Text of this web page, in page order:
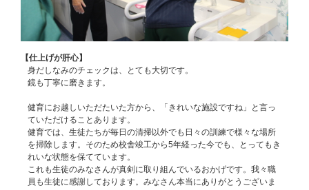
【仕上げが肝心】
身だしなみのチェックは、とても大切です。
鏡も丁寧に磨きます。
健育にお越しいただたいた方から、「きれいな施設ですね」と言っ
ていただけることあります。
健育では、生徒たちが毎日の清掃以外でも日々の訓練で様々な場所
を掃除します。そのため校舎竣工から5年経った今でも、とってもき
れいな状態を保てています。
これも生徒のみなさんが真剣に取り組んでいるおかげです。我々職
員も生徒に感謝しております。みなさん本当にありがとうございま